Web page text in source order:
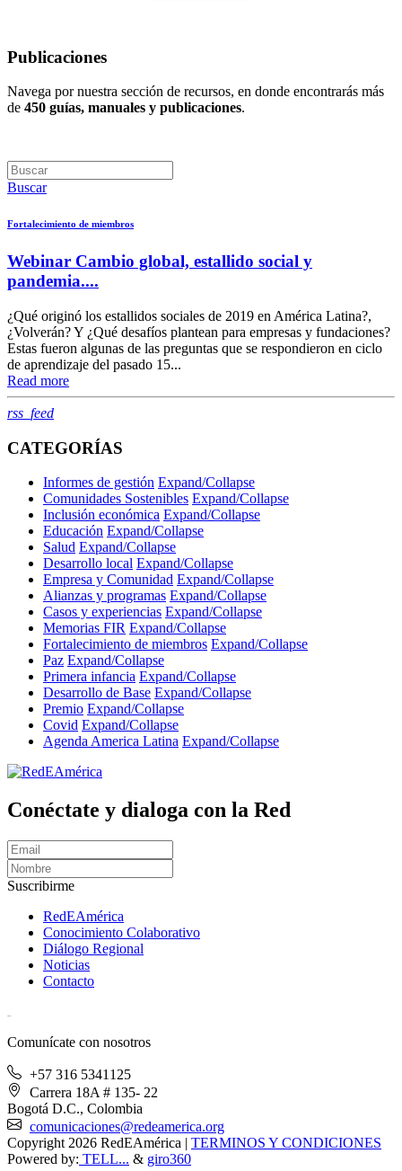
Publicaciones
Navega por nuestra sección de recursos, en donde encontrarás más
de 450 guías, manuales y publicaciones.
Buscar
Fortalecimiento de miembros
Webinar Cambio global, estallido social y
pandemia....
¿Qué originó los estallidos sociales de 2019 en América Latina?,
¿Volverán? Y ¿Qué desafíos plantean para empresas y fundaciones?
Estas fueron algunas de las preguntas que se respondieron en ciclo
de aprendizaje del pasado 15...
Read more
rss_feedRSS
CATEGORÍAS
Informes de gestión Expand/Collapse
Comunidades Sostenibles Expand/Collapse
Inclusión económica Expand/Collapse
Educación Expand/Collapse
Salud Expand/Collapse
Desarrollo local Expand/Collapse
Empresa y Comunidad Expand/Collapse
Alianzas y programas Expand/Collapse
Casos y experiencias Expand/Collapse
Memorias FIR Expand/Collapse
Fortalecimiento de miembros Expand/Collapse
Paz Expand/Collapse
Primera infancia Expand/Collapse
Desarrollo de Base Expand/Collapse
Premio Expand/Collapse
Covid Expand/Collapse
Agenda America Latina Expand/Collapse
Conéctate y dialoga con la Red
Suscribirme
RedEAmérica
Conocimiento Colaborativo
Diálogo Regional
Noticias
Contacto
Comunícate con nosotros
+57 316 5341125
Carrera 18A # 135- 22
Bogotá D.C., Colombia
comunicaciones@redeamerica.org
Copyright 2026 RedEAmérica | TERMINOS Y CONDICIONES
Powered by: TELL... & giro360